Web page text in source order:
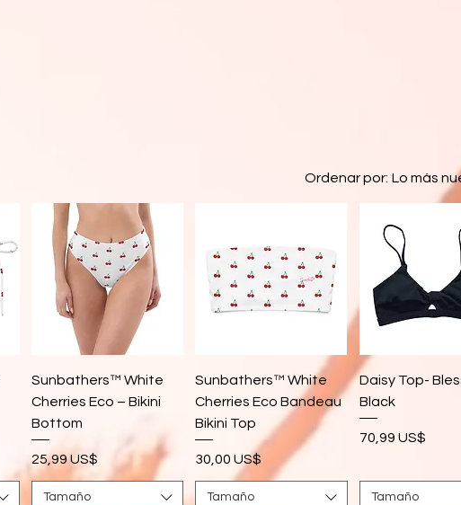
Ordenar por: Lo más
Vista rápida
Sunbathers™ White
Cherries Eco – Bikini
Bottom
Precio
25,99 US$
Tamaño
Vista rápida
Sunbathers™ White
Cherries Eco Bandeau
Bikini Top
Precio
30,00 US$
Tamaño
Vista
Daisy Top-
Black
Precio
70,99 US$
Tamaño